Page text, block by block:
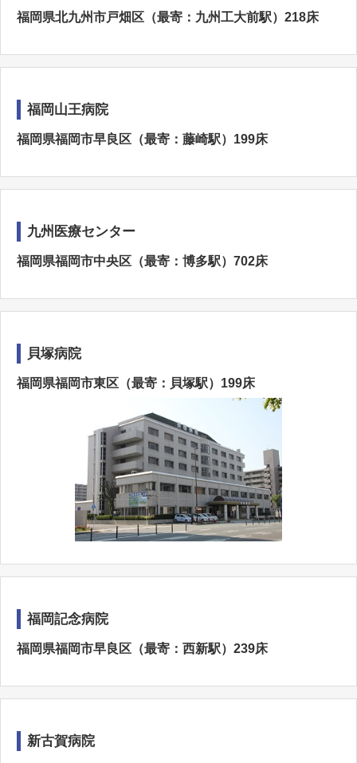
福岡県北九州市戸畑区（最寄：九州工大前駅）218床
福岡山王病院
福岡県福岡市早良区（最寄：藤崎駅）199床
九州医療センター
福岡県福岡市中央区（最寄：博多駅）702床
貝塚病院
福岡県福岡市東区（最寄：貝塚駅）199床
福岡記念病院
福岡県福岡市早良区（最寄：西新駅）239床
新古賀病院